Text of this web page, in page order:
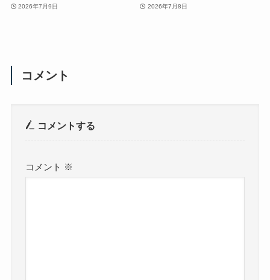
2026年7月9日 2026年7月8日
コメント
コメントする
コメント ※